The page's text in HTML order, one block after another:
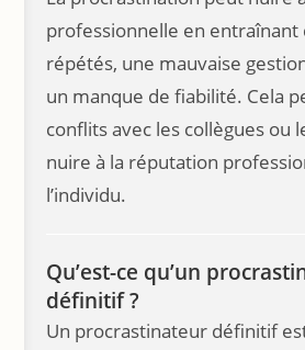
professionnelle en entraînant
répétés, une mauvaise
un manque de fiabilité. Cela
conflits avec les collègues ou
nuire à la réputation
l’individu.
Qu’est-ce qu’un
définitif ?
Un procrastinateur définitif